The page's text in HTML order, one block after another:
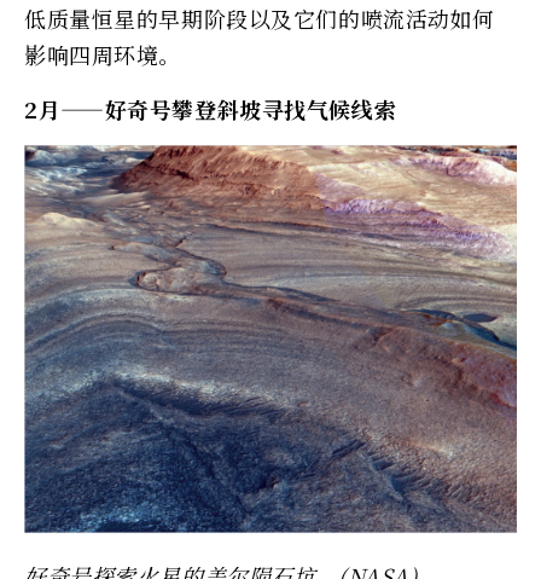
低质量恒星的早期阶段以及它们的喷流活动如何
影响四周环境。
2月——好奇号攀登斜坡寻找气候线索